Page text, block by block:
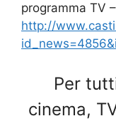
programma TV
http://
Per
cinema,